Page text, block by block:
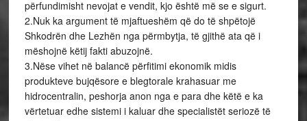
përfundimisht nevojat e vendit, kjo është më se e sigurt.
2.Nuk ka argument të mjaftueshëm që do të shpëtojë
Shkodrën dhe Lezhën nga përmbytja, të gjithë ata që i
mëshojnë këtij fakti abuzojnë.
3.Nëse vihet në balancë përfitimi ekonomik midis
produkteve bujqësore e blegtorale krahasuar me
hidrocentralin, peshorja anon nga e para dhe këtë e ka
vërtetuar edhe sistemi i kaluar dhe specialistët seriozë të